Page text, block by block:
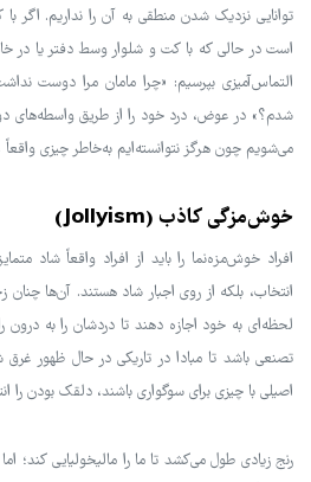
توانایی نزدیک شدن منطقی به آن را نداریم.
است در حالی که با کت و شلوار وسط دفتر یا در
التماس‌آمیزی بپرسیم: «چرا مامان مرا دوست
شدم؟» در عوض، درد خود را از طریق واسطه‌های
می‌شویم چون هرگز نتوانسته‌ایم به‌خاطر چیزی
خوش‌مزگی کاذب (Jollyism)
افراد خوش‌مزه‌نما را باید از افراد واقعاً شاد
انتخاب، بلکه از روی اجبار شاد هستند. آن‌ها چنان
لحظه‌ای به خود اجازه دهند تا دردشان را به درون
تصنعی باشد تا مبادا در تاریکی در حال ظهور
اصیلی با چیزی برای سوگواری باشند، دلقک بودن را
رنج زیادی طول می‌کشد تا ما را مالیخولیایی کند؛